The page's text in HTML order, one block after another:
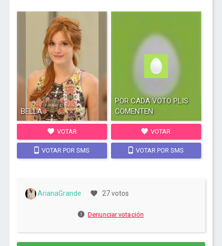
BELLA
VOTAR
VOTAR POR SMS
POR CADA VOTO PLIS
COMENTEN
VOTAR
VOTAR POR SMS
ArianaGrande 27 votos
Denunciar votación